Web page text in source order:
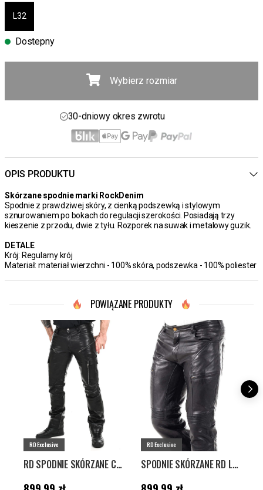
L32
Dostepny
Wybierz rozmiar
Darmowa wysyłka powyżej 450 zł
30-dniowy okres zwrotu
Dostawa 4-7 dni
Darmowa wysyłka powyżej 450 zł
OPIS PRODUKTU
Skórzane spodnie marki RockDenim
Spodnie z prawdziwej skóry, z cienką podszewką i stylowym
sznurowaniem po bokach do regulacji szerokości. Posiadają trzy
kieszenie z przodu, dwie z tyłu. Rozporek na suwak i metalowy guzik.
DETALE
Krój: Regularny krój
Materiał: materiał wierzchni - 100% skóra, podszewka - 100% poliester
POWIĄZANE PRODUKTY
RD Exclusive
RD SPODNIE SKÓRZANE CARGO SALVATORO - CZARNE
Cena: 899,99 zł
RD Exclusive
SPODNIE SKÓRZANE RD LIONI - CZARNE
Cena: 899,99 zł